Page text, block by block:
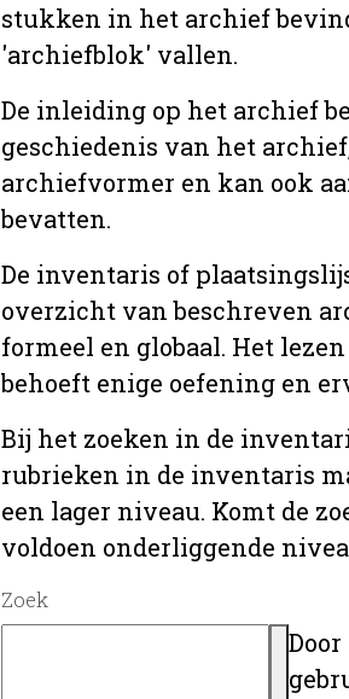
stukken in het archief
'archiefblok' vallen.
De inleiding op het archief
geschiedenis van het
archiefvormer en kan ook
bevatten.
De inventaris of
overzicht van beschreven
formeel en globaal. Het
behoeft enige oefening en
Bij het zoeken in de
rubrieken in de inventaris
een lager niveau. Komt de
voldoen onderliggende
Zoek